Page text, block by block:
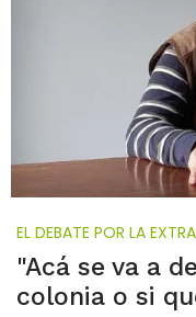
EL DEBATE POR LA
"Acá se va a
colonia o si